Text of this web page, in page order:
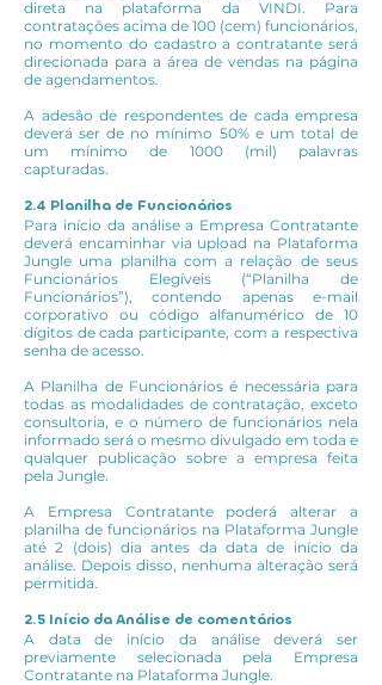
direta na plataforma da VINDI. Para
contratações acima de 100 (cem) funcionários,
no momento do cadastro a contratante será
direcionada para a área de vendas na página
de agendamentos.
A adesão de respondentes de cada empresa
deverá ser de no mínimo 50% e um total de
um mínimo de 1000 (mil) palavras
capturadas.
2.4 Planilha de Funcionários
Para início da análise a Empresa Contratante
deverá encaminhar via upload na Plataforma
Jungle uma planilha com a relação de seus
Funcionários Elegíveis (“Planilha de
Funcionários”), contendo apenas e-mail
corporativo ou código alfanumérico de 10
dígitos de cada participante, com a respectiva
senha de acesso.
A Planilha de Funcionários é necessária para
todas as modalidades de contratação, exceto
consultoria, e o número de funcionários nela
informado será o mesmo divulgado em toda e
qualquer publicação sobre a empresa feita
pela Jungle.
A Empresa Contratante poderá alterar a
planilha de funcionários na Plataforma Jungle
até 2 (dois) dia antes da data de início da
análise. Depois disso, nenhuma alteração será
permitida.
2.5 Início da Análise de comentários
A data de início da análise deverá ser
previamente selecionada pela Empresa
Contratante na Plataforma Jungle.